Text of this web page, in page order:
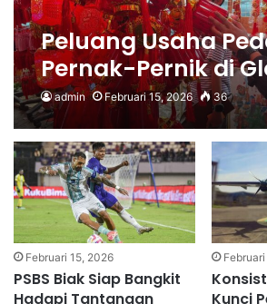
Peluang Usaha
Pernak-Pernik di
Menjelang Imlek
admin Februari 15, 2026 36
Februari 15, 2026
PSBS Biak Siap Bangkit
Hadapi Tantangan
Kunci